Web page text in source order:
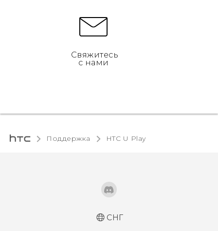
Свяжитесь
с нами
Поддержка HTC U Play‎
СНГ